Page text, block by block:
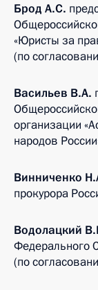
Брод А.С.
«Юристы за
(по
Васильев В.А.
организации
народов
Винниченко
прокурора
Водолацкий
Федерального
(по